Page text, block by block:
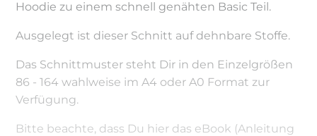
Hoodie zu einem schnell genähten Basic Teil.
Ausgelegt ist dieser Schnitt auf dehnbare Stoffe.
Das Schnittmuster steht Dir in den Einzelgrößen
86 - 164 wahlweise im A4 oder A0 Format zur
Verfügung.
Bitte beachte, dass Du hier das eBook (Anleitung